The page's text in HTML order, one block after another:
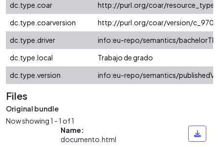
dc.type.coar
http://purl.org/coar/resource_type/
dc.type.coarversion
http://purl.org/coar/version/
dc.type.driver
info:eu-repo/semantics/
dc.type.local
Trabajo de grado
dc.type.version
info:eu-repo/semantics/
Files
Original bundle
Now showing1 - 1 of 1
Name:
documento.html